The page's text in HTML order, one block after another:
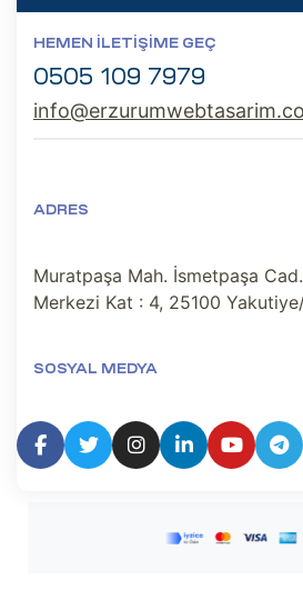
HEMEN İLETIŞIME GEÇ
0505 109 7979
ADRES
Muratpaşa Mah. İsmetpaşa
Merkezi Kat : 4, 25100
SOSYAL MEDYA